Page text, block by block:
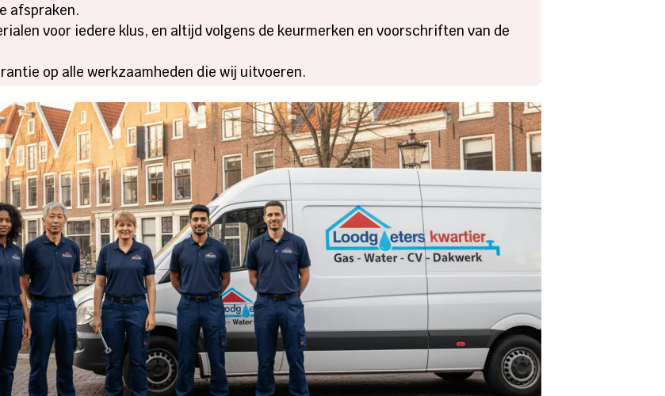
afspraken.
voor iedere klus, en altijd volgens de keurmerken en voorschriften van de
op alle werkzaamheden die wij uitvoeren.